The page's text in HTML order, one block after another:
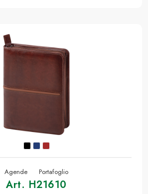
Agende Portafoglio
Art. H21610